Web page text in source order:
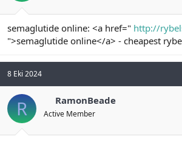
semaglutide online: <a href=" http://
">semaglutide online</a> - cheapest
8 Eki 2024
R RamonBeade
Active Member